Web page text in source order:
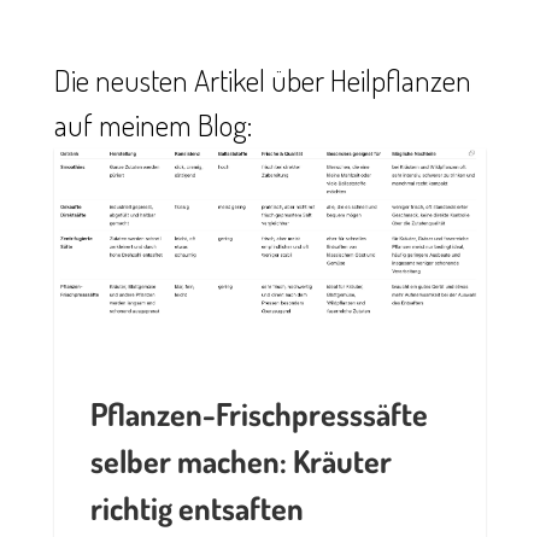
Die neusten Artikel über Heilpflanzen
auf meinem Blog:
Pflanzen-Frischpresssäfte
selber machen: Kräuter
richtig entsaften